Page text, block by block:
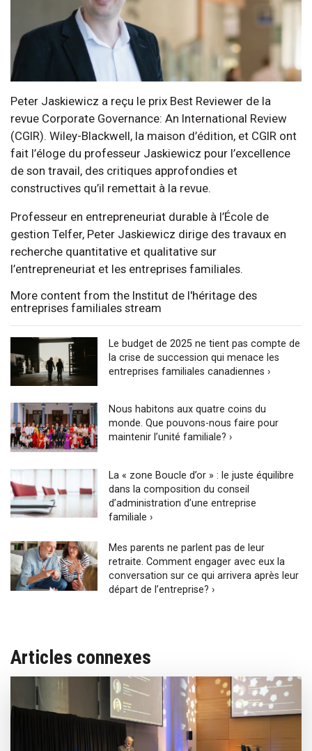
Peter Jaskiewicz a reçu le prix Best Reviewer de la
revue Corporate Governance: An International Review
(CGIR). Wiley-Blackwell, la maison d’édition, et CGIR ont
fait l’éloge du professeur Jaskiewicz pour l’excellence
de son travail, des critiques approfondies et
constructives qu’il remettait à la revue.
Professeur en entrepreneuriat durable à l’École de
gestion Telfer, Peter Jaskiewicz dirige des travaux en
recherche quantitative et qualitative sur
l’entrepreneuriat et les entreprises familiales.
More content from the Institut de l'héritage des
entreprises familiales stream
Le budget de 2025 ne tient pas compte de
la crise de succession qui menace les
entreprises familiales canadiennes ›
Nous habitons aux quatre coins du
monde. Que pouvons-nous faire pour
maintenir l’unité familiale? ›
La « zone Boucle d’or » : le juste équilibre
dans la composition du conseil
d’administration d’une entreprise
familiale ›
Mes parents ne parlent pas de leur
retraite. Comment engager avec eux la
conversation sur ce qui arrivera après leur
départ de l’entreprise? ›
Articles connexes